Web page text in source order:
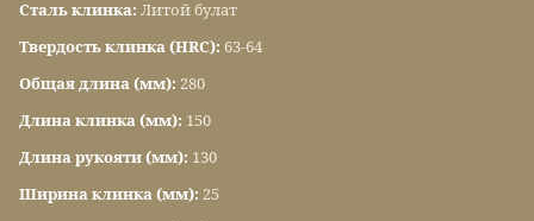
Сталь клинка: Литой булат
Твердость клинка (HRC): 63-64
Общая длина (мм): 280
Длина клинка (мм): 150
Длина рукояти (мм): 130
Ширина клинка (мм): 25